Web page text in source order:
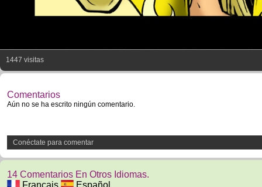
1447 visitas
Comentarios
Aún no se ha escrito ningún comentario.
Conéctate para comentar
14 Comentarios En Otros Idiomas.
Français
Español